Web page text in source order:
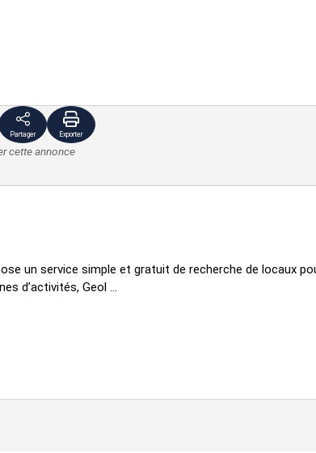
Partager Exporter
cette annonce
un service simple et gratuit de recherche de locaux
d’activités, Geol ...